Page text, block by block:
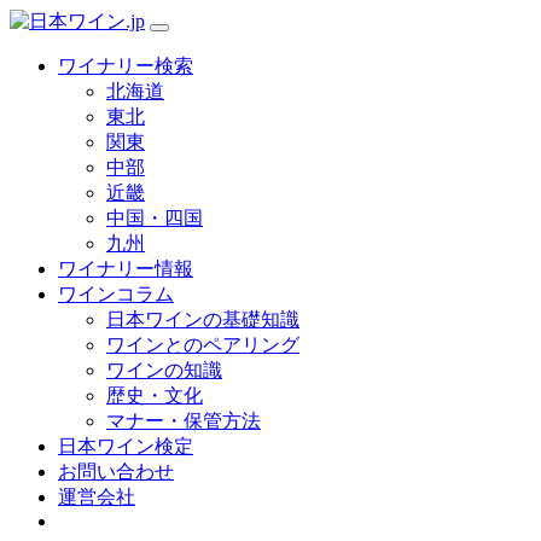
ワイナリー検索
北海道
東北
関東
中部
近畿
中国・四国
九州
ワイナリー情報
ワインコラム
日本ワインの基礎知識
ワインとのペアリング
ワインの知識
歴史・文化
マナー・保管方法
日本ワイン検定
お問い合わせ
運営会社